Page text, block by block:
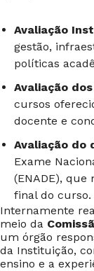
Avaliação
gestão,
políticas
Avaliação
cursos
docente e
Avaliação do
Exame
(ENADE), que
final do curso.
Internamente
meio da
um órgão
da Instituição,
ensino e a